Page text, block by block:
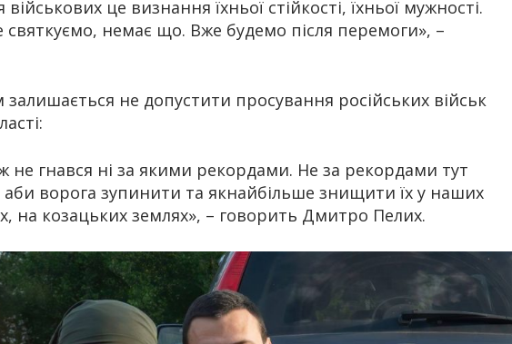
це визнання їхньої стійкості, їхньої мужності.
немає що. Вже будемо після перемоги», –
не допустити просування російських військ
не гнався ні за якими рекордами. Не за рекордами тут
аби ворога зупинити та якнайбільше знищити їх у наших
на козацьких землях», – говорить Дмитро Пелих.